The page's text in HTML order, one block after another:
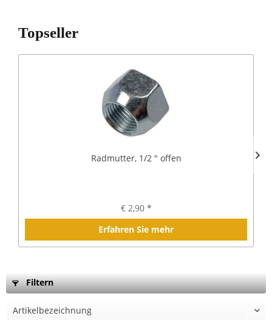
Topseller
Radmutter, 1/2 " offen
€ 2,90 *
Erfahren Sie mehr
Filtern